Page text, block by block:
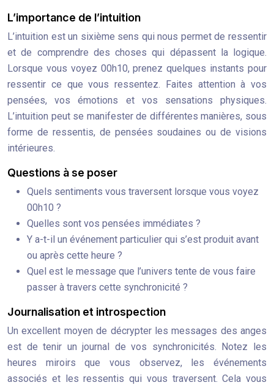
L’importance de l’intuition
L’intuition est un sixième sens qui nous permet de ressentir
et de comprendre des choses qui dépassent la logique.
Lorsque vous voyez 00h10, prenez quelques instants pour
ressentir ce que vous ressentez. Faites attention à vos
pensées, vos émotions et vos sensations physiques.
L’intuition peut se manifester de différentes manières, sous
forme de ressentis, de pensées soudaines ou de visions
intérieures.
Questions à se poser
Quels sentiments vous traversent lorsque vous voyez
00h10 ?
Quelles sont vos pensées immédiates ?
Y a-t-il un événement particulier qui s’est produit avant
ou après cette heure ?
Quel est le message que l’univers tente de vous faire
passer à travers cette synchronicité ?
Journalisation et introspection
Un excellent moyen de décrypter les messages des anges
est de tenir un journal de vos synchronicités. Notez les
heures miroirs que vous observez, les événements
associés et les ressentis qui vous traversent. Cela vous